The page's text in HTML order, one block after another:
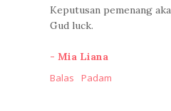
Keputusan pemenang
Gud luck.
- Mia Liana
Balas
Padam